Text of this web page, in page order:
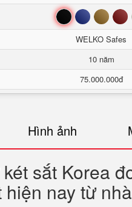
Đen Xanh Nâu Đỏ
WELKO Safes
10 năm
75.000.000đ
Hình ảnh
sắt Korea
hiện nay từ